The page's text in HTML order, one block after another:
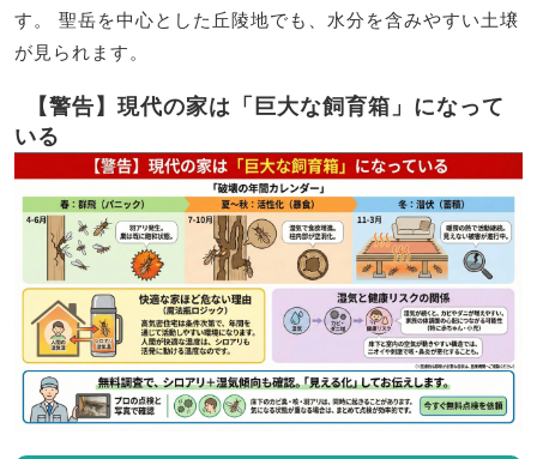
す。 聖岳を中心とした丘陵地でも、水分を含みやすい土壌
が見られます。
【警告】現代の家は「巨大な飼育箱」になって
いる